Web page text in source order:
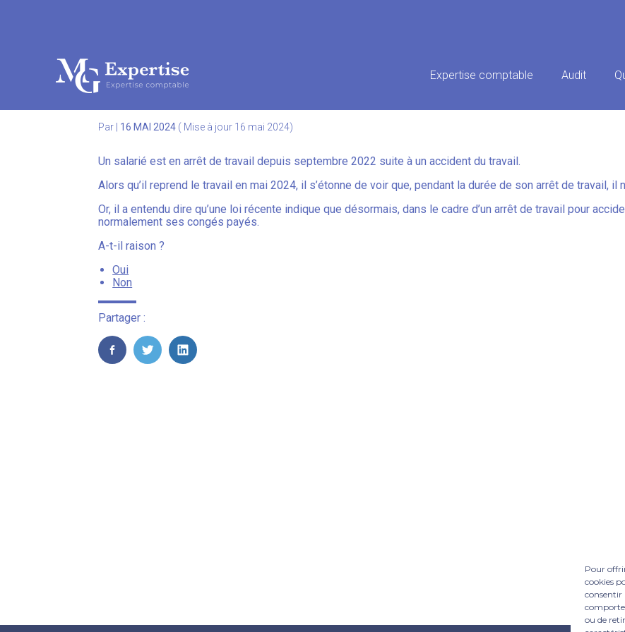
Pour
cookies
consentir
ou de
Aller
Expertise comptable Audit
Par 16 MAI 2024 ( Mise à jour 16 mai 2024)
Un salarié est en arrêt de travail depuis septembre 2022 suite à un accident du travail.
Alors qu’il reprend le travail en mai 2024, il s’étonne de voir que, pendant la durée de son arrêt de travail, il
Or, il a entendu dire qu’une loi récente indique que désormais, dans le cadre d’un arrêt de travail pour
normalement ses congés payés.
A-t-il raison ?
Oui
Non
Partager :
FaceBook
TwitterLinkedIn